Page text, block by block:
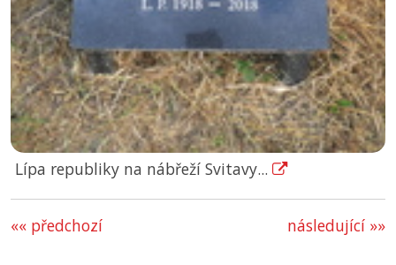
Lípa republiky na nábřeží Svitavy...
«« předchozí následující »»